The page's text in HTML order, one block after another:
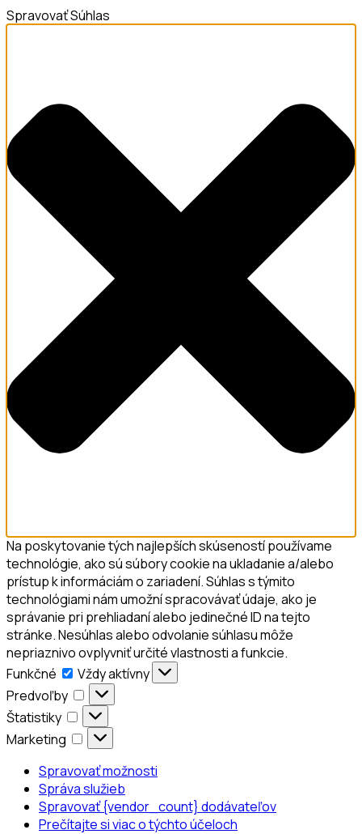
Spravovať Súhlas
Na poskytovanie tých najlepších skúseností používame
technológie, ako sú súbory cookie na ukladanie a/alebo
prístup k informáciám o zariadení. Súhlas s týmito
technológiami nám umožní spracovávať údaje, ako je
správanie pri prehliadaní alebo jedinečné ID na tejto
stránke. Nesúhlas alebo odvolanie súhlasu môže
nepriaznivo ovplyvniť určité vlastnosti a funkcie.
Funkčné
Vždy aktívny
Predvoľby
Štatistiky
Marketing
Spravovať možnosti
Správa služieb
Spravovať {vendor_count} dodávateľov
Prečítajte si viac o týchto účeloch